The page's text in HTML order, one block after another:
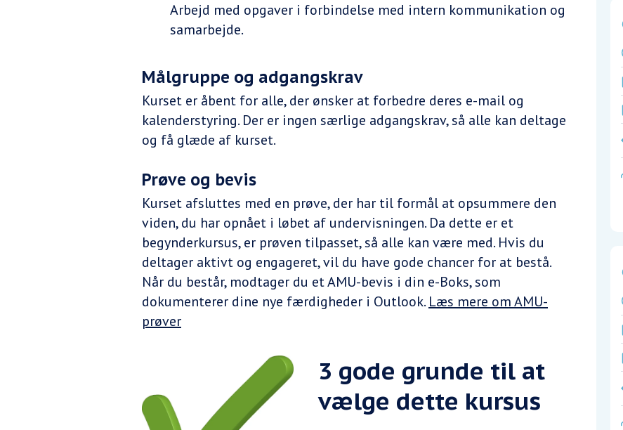
Arbejd med opgaver i forbindelse med intern kommunikation og
samarbejde.
Målgruppe og adgangskrav
Kurset er åbent for alle, der ønsker at forbedre deres e-mail og
kalenderstyring. Der er ingen særlige adgangskrav, så alle kan deltage
og få glæde af kurset.
Prøve og bevis
Kurset afsluttes med en prøve, der har til formål at opsummere den
viden, du har opnået i løbet af undervisningen. Da dette er et
begynderkursus, er prøven tilpasset, så alle kan være med. Hvis du
deltager aktivt og engageret, vil du have gode chancer for at bestå.
Når du består, modtager du et AMU-bevis i din e-Boks, som
dokumenterer dine nye færdigheder i Outlook. Læs mere om AMU-
prøver
3 gode grunde til at
vælge dette kursus